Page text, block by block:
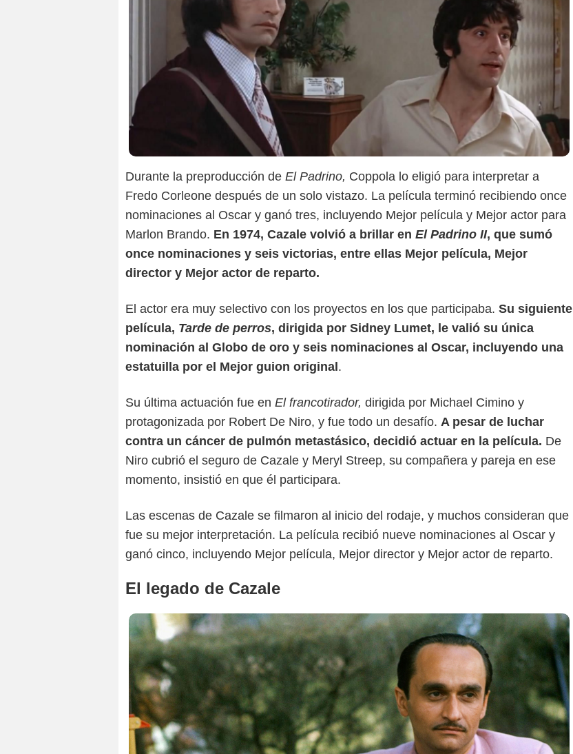
Durante la preproducción de El Padrino, Coppola lo eligió para interpretar a
Fredo Corleone después de un solo vistazo. La película terminó recibiendo once
nominaciones al Oscar y ganó tres, incluyendo Mejor película y Mejor actor para
Marlon Brando. En 1974, Cazale volvió a brillar en El Padrino II, que sumó
once nominaciones y seis victorias, entre ellas Mejor película, Mejor
director y Mejor actor de reparto.
El actor era muy selectivo con los proyectos en los que participaba. Su siguiente
película, Tarde de perros, dirigida por Sidney Lumet, le valió su única
nominación al Globo de oro y seis nominaciones al Oscar, incluyendo una
estatuilla por el Mejor guion original .
Su última actuación fue en El francotirador, dirigida por Michael Cimino y
protagonizada por Robert De Niro, y fue todo un desafío. A pesar de luchar
contra un cáncer de pulmón metastásico, decidió actuar en la película. De
Niro cubrió el seguro de Cazale y Meryl Streep, su compañera y pareja en ese
momento, insistió en que él participara.
Las escenas de Cazale se filmaron al inicio del rodaje, y muchos consideran que
fue su mejor interpretación. La película recibió nueve nominaciones al Oscar y
ganó cinco, incluyendo Mejor película, Mejor director y Mejor actor de reparto.
El legado de Cazale
Peacock